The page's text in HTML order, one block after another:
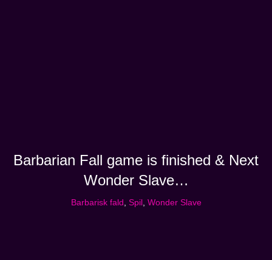
Barbarian Fall game is finished & Next
Wonder Slave…
Barbarisk fald , Spil , Wonder Slave